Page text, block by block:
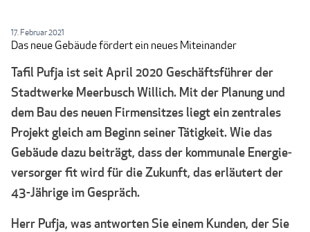
17. Februar 2021
Das neue Gebäude fördert ein neues Miteinander
Tafil Pufja ist seit April 2020 Geschäftsführer der
Stadtwerke Meerbusch Willich. Mit der Planung und
dem Bau des neuen Firmensitzes liegt ein zentrales
Projekt gleich am Beginn seiner Tätigkeit. Wie das
Gebäude dazu beiträgt, dass der kommunale Energie­
versorger fit wird für die Zukunft, das erläutert der
43-Jährige im Gespräch.
Herr Pufja, was antworten Sie einem Kunden, der Sie